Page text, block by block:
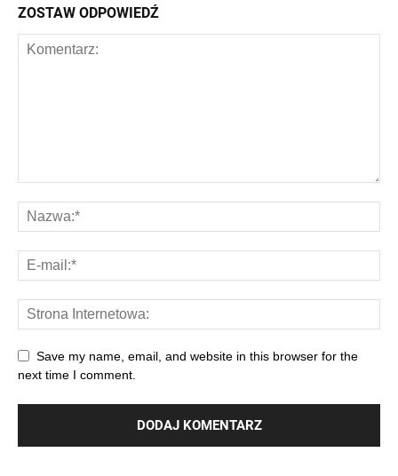
ZOSTAW ODPOWIEDŹ
Save my name, email, and website in this browser for the
next time I comment.